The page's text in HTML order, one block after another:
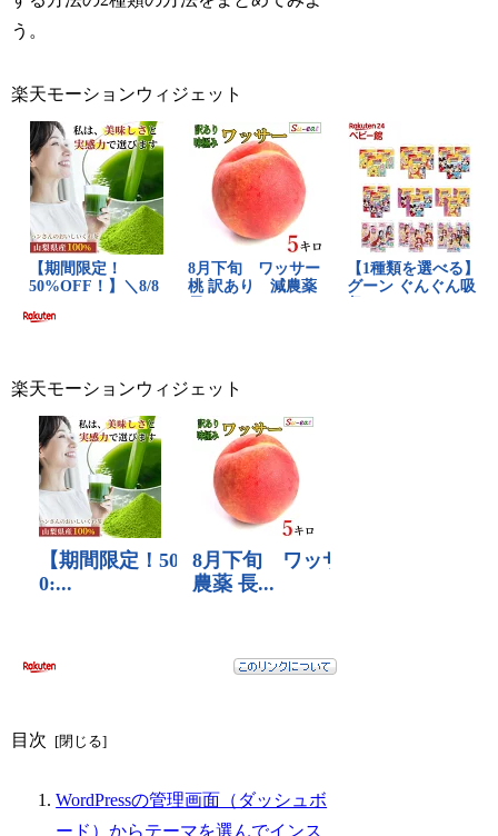
う。
楽天モーションウィジェット
楽天モーションウィジェット
目次
WordPressの管理画面（ダッシュボ
ード）からテーマを選んでインス